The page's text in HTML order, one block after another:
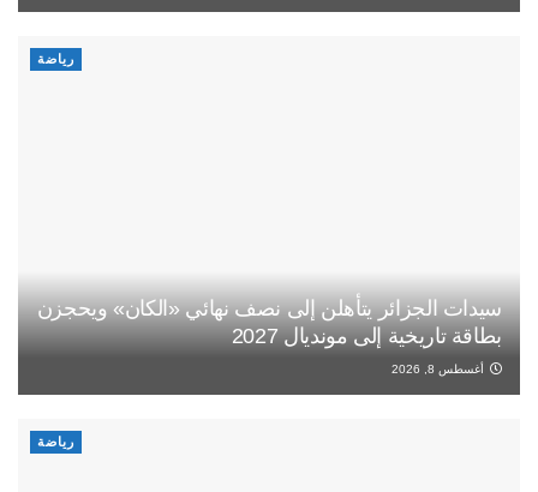
رياضة
سيدات الجزائر يتأهلن إلى نصف نهائي «الكان» ويحجزن
بطاقة تاريخية إلى مونديال 2027
أغسطس 8, 2026
رياضة